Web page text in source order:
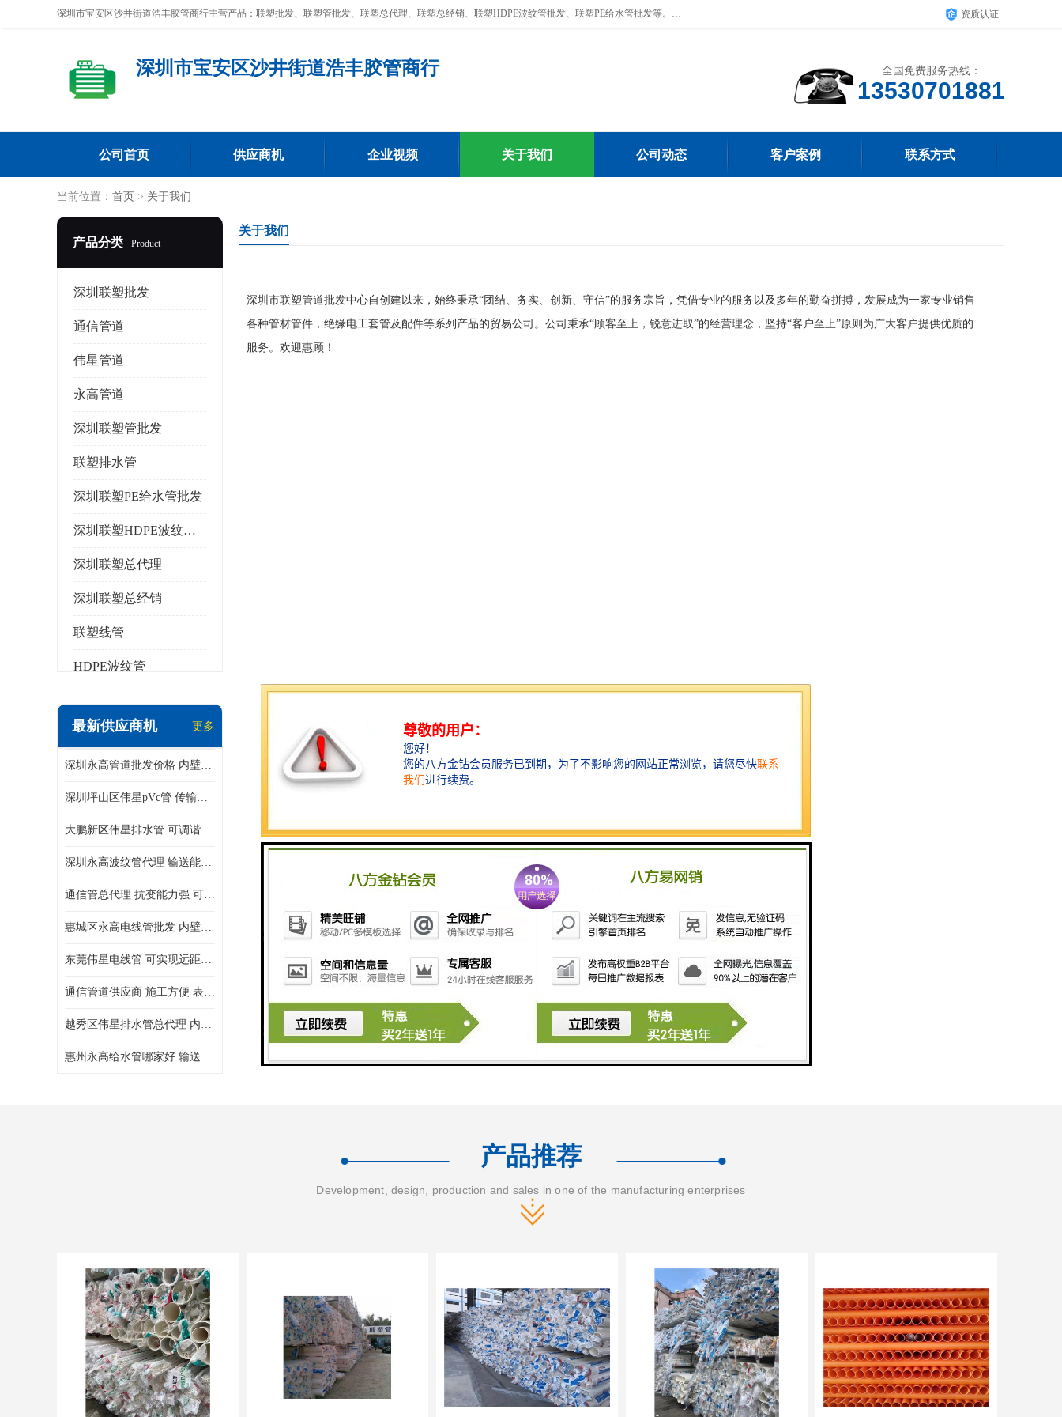
深圳市宝安区沙井街道浩丰胶管商行主营产品：联塑批发、联塑管批发、联塑总代理、联塑总经销、联塑HDPE波纹管批发、联塑PE给水管批发等。凭借服务以及多年的勤奋拼搏，发展成为一家销售各种管材管件，绝缘电工套管及配件等系列产品的贸易公司。公司秉承“顾客至上，锐意进取”的经营理念，坚持“客户至上”原则为广大客户提供的服务。欢迎惠顾！ 资质认证
深圳市宝安区沙井街道浩丰胶管商行 全国免费服务热线：
公司首页 供应商机 企业视频 关于我们 公司动态 客户案例 联系方式
当前位置： 首页 > 关于我们
产品分类 Product
深圳联塑批发
通信管道
伟星管道
永高管道
深圳联塑管批发
联塑排水管
深圳联塑PE给水管批发
深圳联塑HDPE波纹管批发
深圳联塑总代理
深圳联塑总经销
联塑线管
HDPE波纹管
最新供应商机 更多
深圳永高管道批发价格 内壁光滑 抗震性能好
深圳坪山区伟星pVc管 传输损耗小 频率稳定性好
大鹏新区伟星排水管 可调谐性好 大功率 效率高
深圳永高波纹管代理 输送能力强 可以承受高温
通信管总代理 抗变能力强 可耐强震 扭曲
惠城区永高电线管批发 内壁光滑 抗震性能好
东莞伟星电线管 可实现远距离通信 频率稳定性好
通信管道供应商 施工方便 表面电阻系数大
越秀区伟星排水管总代理 内部表面光滑 大功率 效率高
惠州永高给水管哪家好 输送能力强 方便施工和运输
关于我们
深圳市联塑管道批发中心自创建以来，始终秉承“团结、务实、创新、守信”的服务宗旨，凭借专业的服务以及多年的勤奋拼搏，发展成为一家专业销售
各种管材管件，绝缘电工套管及配件等系列产品的贸易公司。公司秉承“顾客至上，锐意进取”的经营理念，坚持“客户至上”原则为广大客户提供优质的
服务。欢迎惠顾！
产品推荐
Development, design, production and sales in one of the manufacturing enterprises